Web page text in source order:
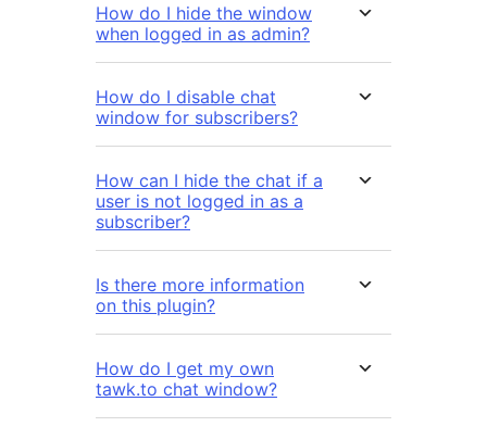
How do I hide the window
when logged in as admin?
How do I disable chat
window for subscribers?
How can I hide the chat if a
user is not logged in as a
subscriber?
Is there more information
on this plugin?
How do I get my own
tawk.to chat window?